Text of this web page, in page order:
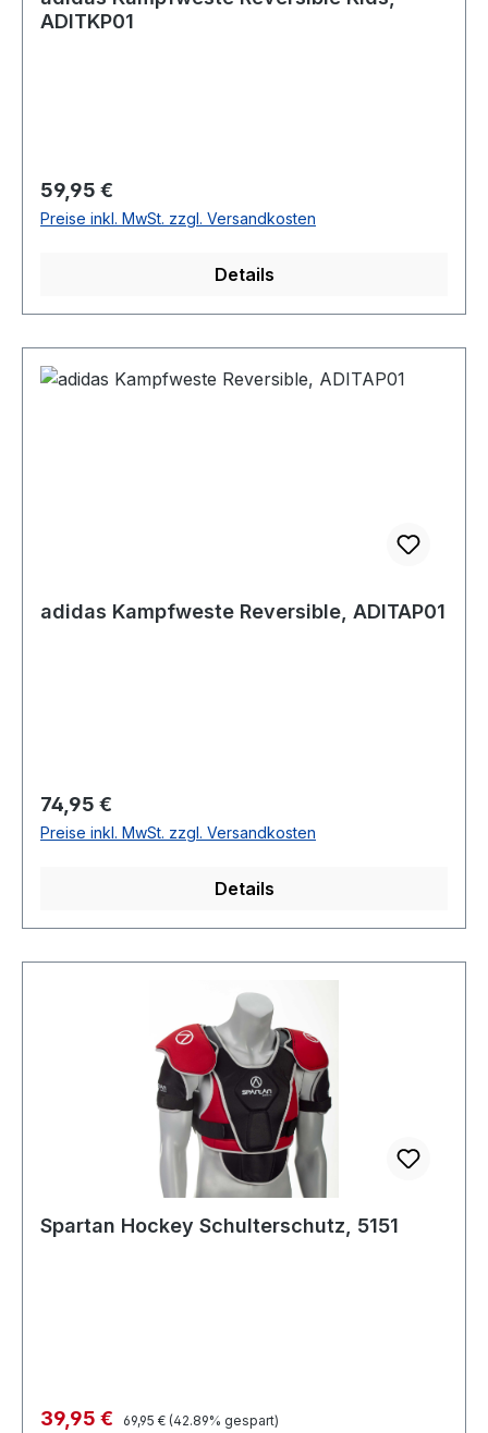
ADITKP01
Regulärer Preis:
59,95 €
Preise inkl. MwSt. zzgl. Versandkosten
Details
adidas Kampfweste Reversible, ADITAP01
Regulärer Preis:
74,95 €
Preise inkl. MwSt. zzgl. Versandkosten
Details
Spartan Hockey Schulterschutz, 5151
Verkaufspreis:
39,95 € Regulärer Preis:
69,95 € (42.89% gespart)